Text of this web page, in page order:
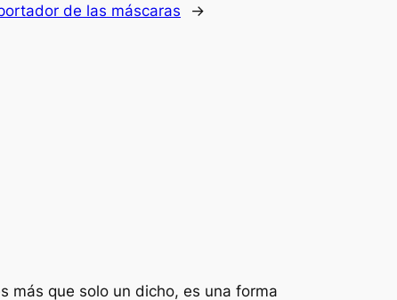
de las máscaras →
más que solo un dicho, es una forma